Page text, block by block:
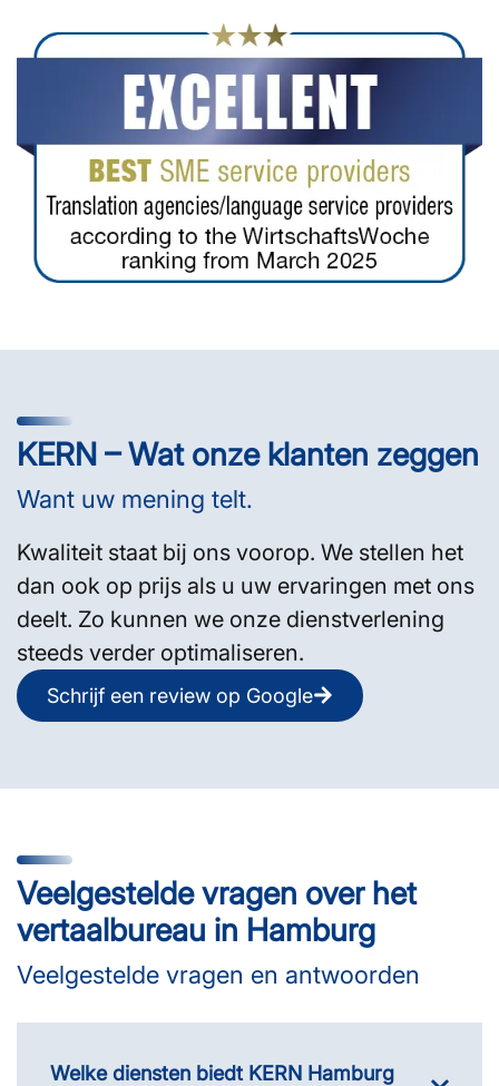
KERN – Wat onze klanten zeggen
Want uw mening telt.
Kwaliteit staat bij ons voorop. We stellen het
dan ook op prijs als u uw ervaringen met ons
deelt. Zo kunnen we onze dienstverlening
steeds verder optimaliseren.
Schrijf een review op Google
Veelgestelde vragen over het
vertaalbureau in Hamburg
Veelgestelde vragen en antwoorden
Welke diensten biedt KERN Hamburg